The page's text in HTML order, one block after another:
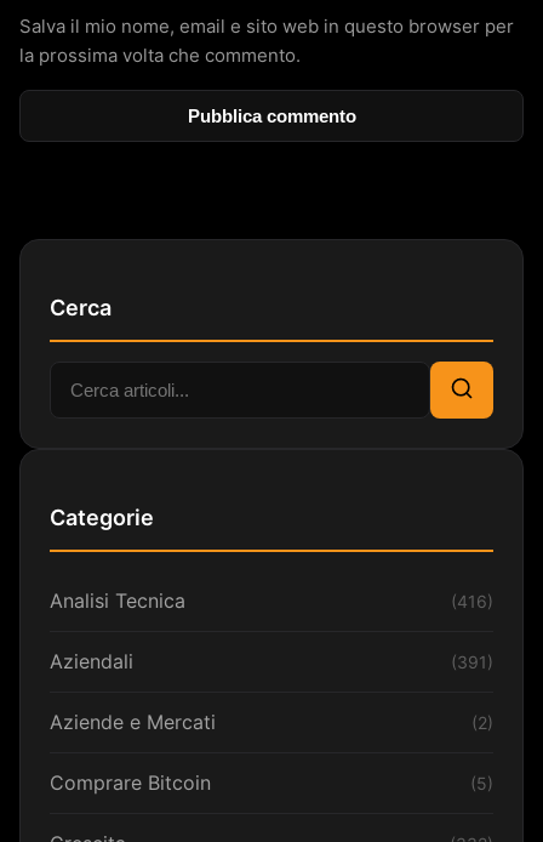
Salva il mio nome, email e sito web in questo browser per
la prossima volta che commento.
Cerca
Cerca:
Cerca
Categorie
Analisi Tecnica (416)
Aziendali (391)
Aziende e Mercati (2)
Comprare Bitcoin (5)